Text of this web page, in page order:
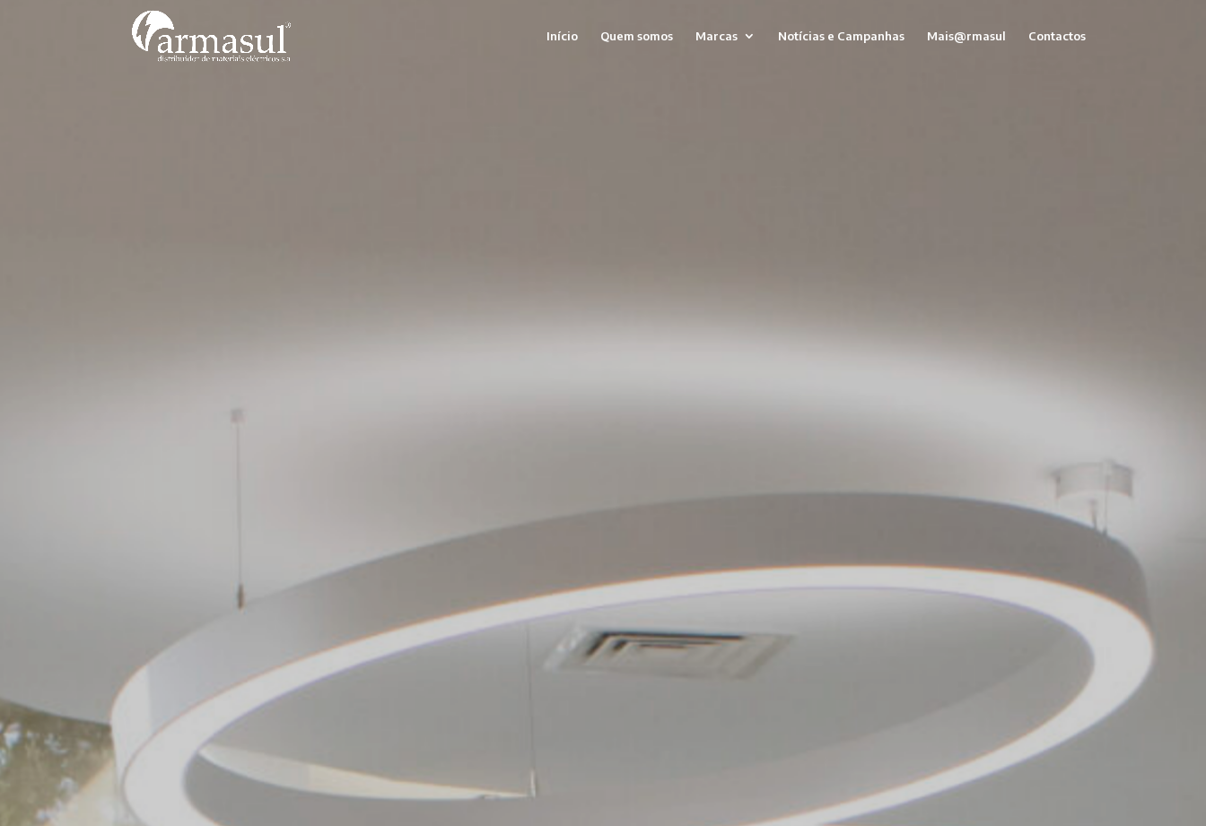
Início Quem somos Marcas Notícias e Campanhas Mais@rmasul Contactos